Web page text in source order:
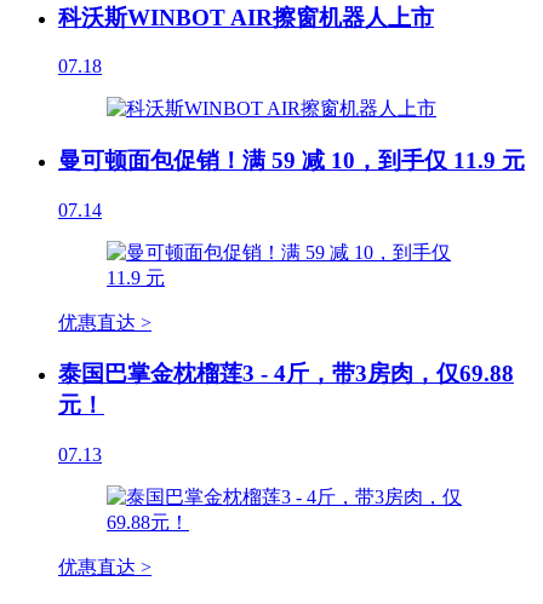
科沃斯WINBOT AIR擦窗机器人上市
07.18
曼可顿面包促销！满 59 减 10，到手仅 11.9 元
07.14
优惠直达 >
泰国巴掌金枕榴莲3 - 4斤，带3房肉，仅69.88
元！
07.13
优惠直达 >